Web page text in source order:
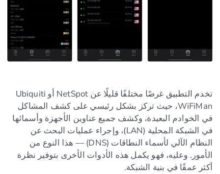
تخدم التطبيق غرضًا مختلفًا قليلًا عن NetSpot أو Ubiquiti
WiFiMan، حيث تركز بشكل رئيسي على كشف المشاكل
في الخوادم البعيدة، وكشف جميع عناوين الأجهزة وأسمائها
في الشبكة المحلية (LAN)، وإجراء عمليات البحث عن
النظام الآلي لأسماء النطاقات (DNS) — هذا النوع من
الأمور. وعليه، فهو يكمل هذه الأدوات الأخرى بتوفير نظرة
أكثر عمقًا في بنية الشبكة.